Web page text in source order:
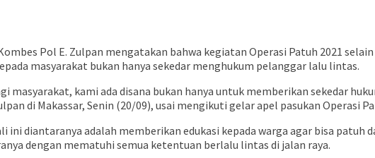
Pol E. Zulpan mengatakan bahwa kegiatan Operasi Patuh 2021
masyarakat bukan hanya sekedar menghukum pelanggar lalu lintas.
masyarakat, kami ada disana bukan hanya untuk memberikan sekedar
di Makassar, Senin (20/09), usai mengikuti gelar apel pasukan Operasi
diantaranya adalah memberikan edukasi kepada warga agar bisa
dengan mematuhi semua ketentuan berlalu lintas di jalan raya.